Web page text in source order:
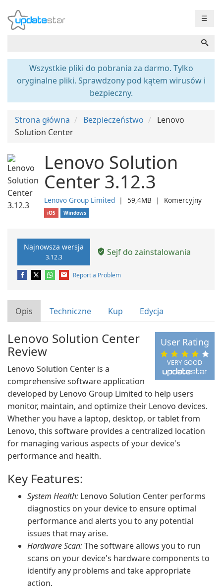
☰
Wszystkie pliki do pobrania za darmo. Tylko
oryginalne pliki. Sprawdzony pod kątem wirusów i
bezpieczny.
Strona główna Bezpieczeństwo
Lenovo
Solution Center
Lenovo Solution
Center 3.12.3
Lenovo Group Limited ❘ 59,4MB ❘ Komercyjny
iOS Windows
Najnowsza wersja
3.12.3 Sejf do zainstalowania
Report a Problem
Opis Techniczne Kup Edycja
VERY GOOD
User Rating
Lenovo Solution Center
Review
Lenovo Solution Center is a
comprehensive software application
developed by Lenovo Group Limited to help users
monitor, maintain, and optimize their Lenovo devices.
Whether you have a laptop, desktop, or tablet from
Lenovo, this software provides a centralized location
for managing various aspects of your device's
performance and health.
Key Features:
System Health: Lenovo Solution Center performs
diagnostics on your device to ensure optimal
performance and alerts you to any potential
issues that may arise.
Hardware Scan:The software allows you to run
scans on your device's hardware components to
identify any problems and take appropriate
action.